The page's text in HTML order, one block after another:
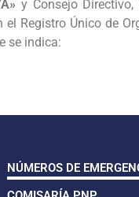
y Consejo
Registro Único de
se indica:
NÚMEROS DE